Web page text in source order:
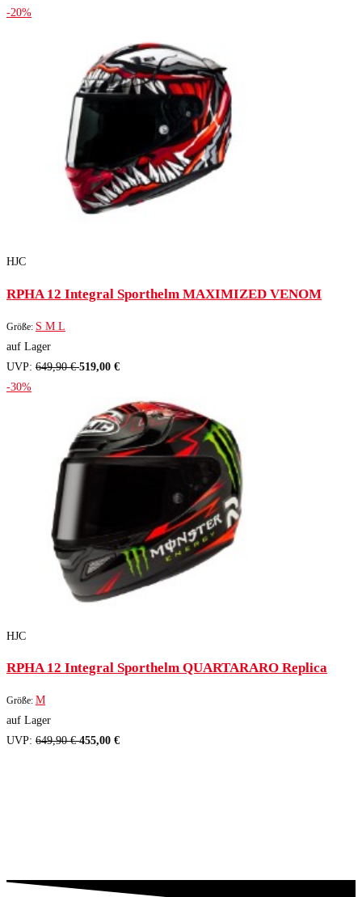
-20%
HJC
RPHA 12 Integral Sporthelm MAXIMIZED VENOM
Größe: S M L
auf Lager
UVP: 649,90 € 519,00 €
-30%
HJC
RPHA 12 Integral Sporthelm QUARTARARO Replica
Größe: M
auf Lager
UVP: 649,90 € 455,00 €